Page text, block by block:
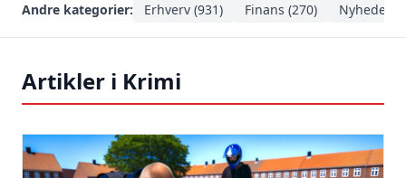
Andre kategorier: Erhverv (931) Finans (270) Nyheder
Artikler i Krimi